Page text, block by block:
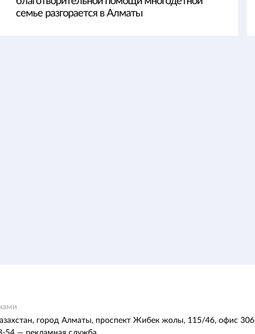
семье разгорается в Алматы
город Алматы, проспект Жибек жолы, 115/46, офис 306